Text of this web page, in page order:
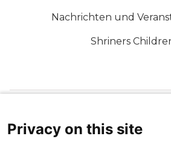
Nachrichten und
Shriners
Privacy on this site